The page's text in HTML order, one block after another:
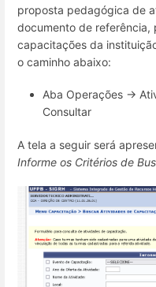
proposta pedagógica de
documento de referência,
capacitações da
o caminho abaixo:
Aba Operações →
Consultar
A tela a seguir será
Informe os Critérios de